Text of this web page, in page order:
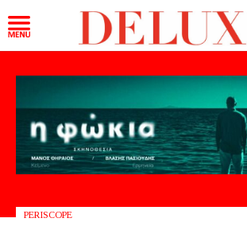
PERISCOPE